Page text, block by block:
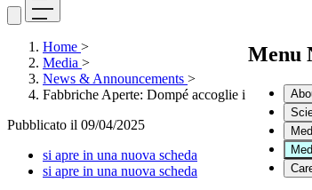
Menu
Home >
Media >
News & Announcements >
Fabbriche Aperte: Dompé accoglie i talenti di
Pubblicato il 09/04/2025
si apre in una nuova scheda
si apre in una nuova scheda